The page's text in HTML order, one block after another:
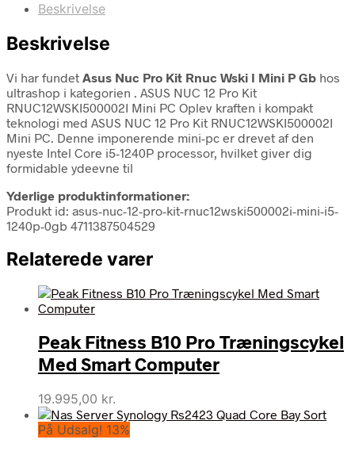
Beskrivelse
Beskrivelse
Vi har fundet Asus Nuc Pro Kit Rnuc Wski I Mini P Gb hos
ultrashop i kategorien . ASUS NUC 12 Pro Kit
RNUC12WSKI500002I Mini PC Oplev kraften i kompakt
teknologi med ASUS NUC 12 Pro Kit RNUC12WSKI500002I
Mini PC. Denne imponerende mini-pc er drevet af den
nyeste Intel Core i5-1240P processor, hvilket giver dig
formidable ydeevne til
Yderlige produktinformationer:
Produkt id: asus-nuc-12-pro-kit-rnuc12wski500002i-mini-i5-
1240p-0gb 4711387504529
Relaterede varer
Peak Fitness B10 Pro Træningscykel
Med Smart Computer
19.995,00 kr.
På Udsalg! 13%